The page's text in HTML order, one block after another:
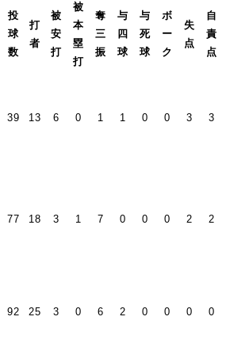
投
球
数
打
者
被
安
打
被
本
塁
打
奪
三
振
与
四
球
与
死
球
ボ
ー
ク
失
点
自
責
点
39 13 6 0 1 1 0 0 3 3
77 18 3 1 7 0 0 0 2 2
92 25 3 0 6 2 0 0 0 0